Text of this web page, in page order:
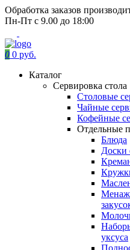
Обработка заказов
Пн-Пт с 9.00 до 18:00
0 0 руб.
Каталог
Сервировка стола
Столовые
Чайные
Кофейные
Отдельные
Блюда
Доски
уксуса